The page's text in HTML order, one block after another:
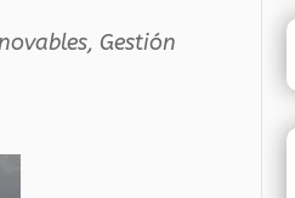
, Gestión